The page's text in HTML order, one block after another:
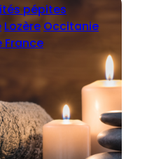
pépites
Lozère Occitanie
France